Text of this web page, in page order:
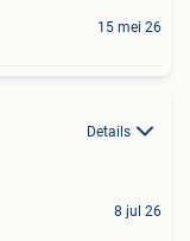
15 mei 26
Details
8 jul 26